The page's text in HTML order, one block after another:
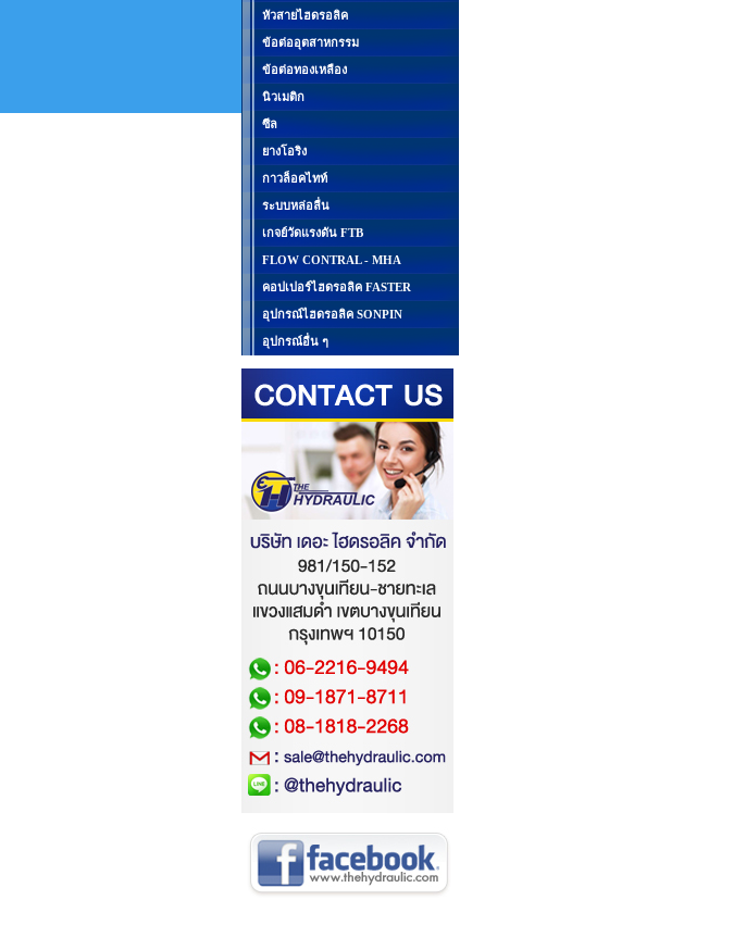
หัวสายไฮดรอลิค
ข้อต่ออุตสาหกรรม
ข้อต่อทองเหลือง
นิวเมติก
ซีล
ยางโอริง
กาวล็อคไทท์
ระบบหล่อลื่น
เกจย์วัดแรงดัน FTB
FLOW CONTRAL - MHA
คอปเปอร์ไฮดรอลิค FASTER
อุปกรณ์ไฮดรอลิค SONPIN
อุปกรณ์อื่น ๆ